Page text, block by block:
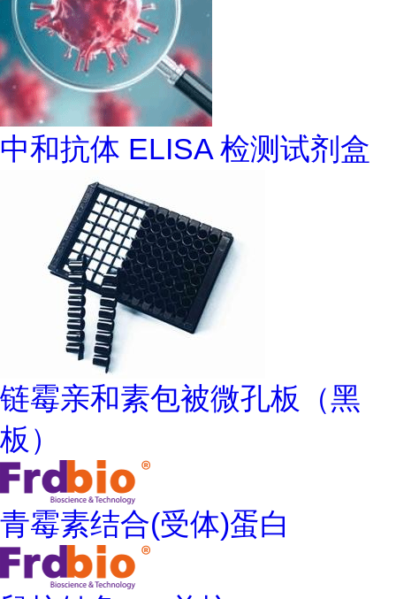
中和抗体 ELISA 检测试剂盒
链霉亲和素包被微孔板（黑
板）
青霉素结合(受体)蛋白